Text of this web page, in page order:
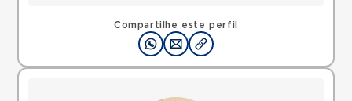
Compartilhe este perfil